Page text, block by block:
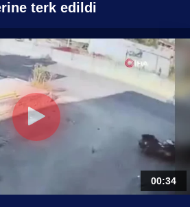
terk edildi
00:34